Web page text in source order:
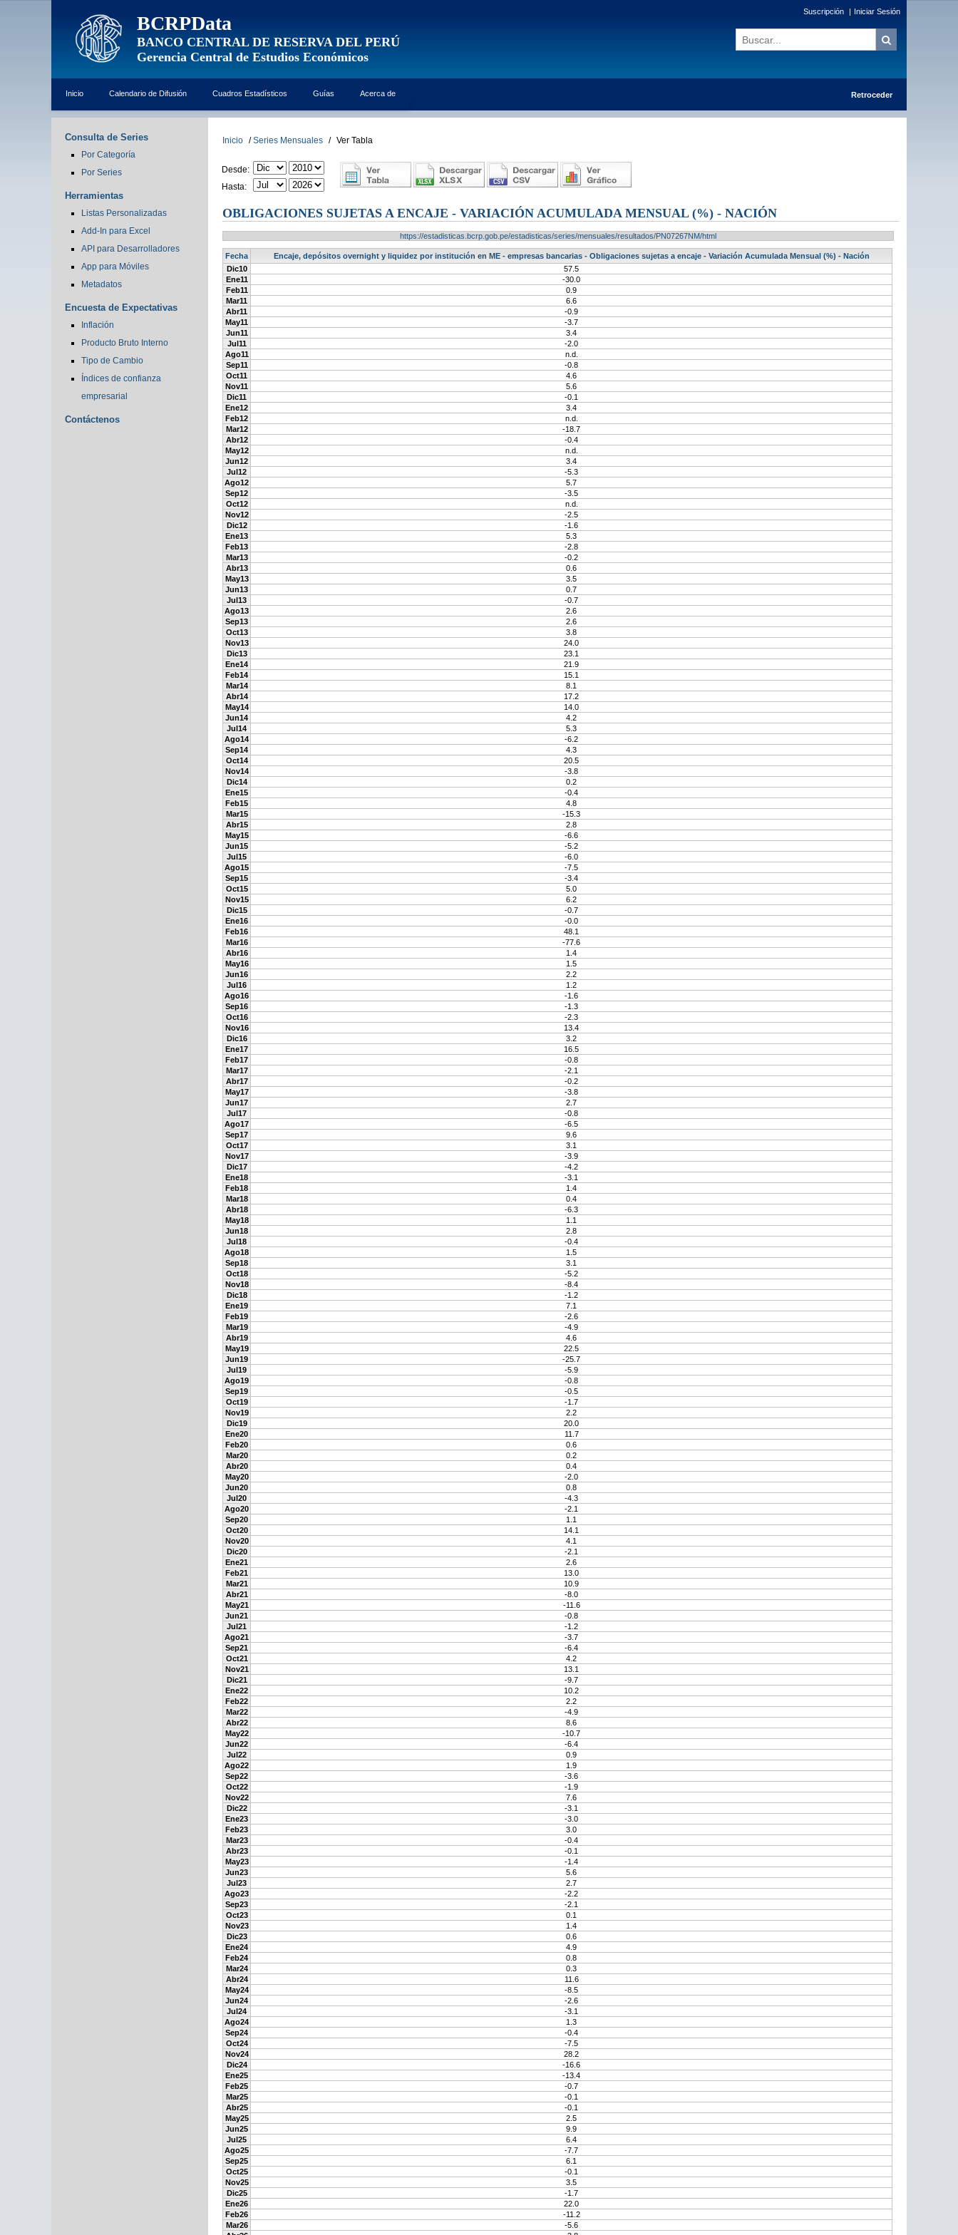
BCRPData
BANCO CENTRAL DE RESERVA DEL PERÚ
Gerencia Central de Estudios Económicos
Suscripción | Iniciar Sesión
Inicio Calendario de Difusión Cuadros Estadísticos Guías Acerca de Retroceder
Consulta de Series
Por Categoría
Por Series
Herramientas
Listas Personalizadas
Add-In para Excel
API para Desarrolladores
App para Móviles
Metadatos
Encuesta de Expectativas
Inflación
Producto Bruto Interno
Tipo de Cambio
Índices de confianza
empresarial
Contáctenos
Inicio / Series Mensuales / Ver Tabla
Desde:
Hasta:
OBLIGACIONES SUJETAS A ENCAJE - VARIACIÓN ACUMULADA MENSUAL (%) - NACIÓN
https://estadisticas.bcrp.gob.pe/estadisticas/series/mensuales/resultados/PN07267NM/html
Fecha
Encaje, depósitos overnight y liquidez por institución en ME - empresas bancarias - Obligaciones sujetas a encaje - Variación Acumulada Mensual (%) - Nación
Dic10
57.5
Ene11
-30.0
Feb11
0.9
Mar11
6.6
Abr11
-0.9
May11
-3.7
Jun11
3.4
Jul11
-2.0
Ago11
n.d.
Sep11
-0.8
Oct11
4.6
Nov11
5.6
Dic11
-0.1
Ene12
3.4
Feb12
n.d.
Mar12
-18.7
Abr12
-0.4
May12
n.d.
Jun12
3.4
Jul12
-5.3
Ago12
5.7
Sep12
-3.5
Oct12
n.d.
Nov12
-2.5
Dic12
-1.6
Ene13
5.3
Feb13
-2.8
Mar13
-0.2
Abr13
0.6
May13
3.5
Jun13
0.7
Jul13
-0.7
Ago13
2.6
Sep13
2.6
Oct13
3.8
Nov13
24.0
Dic13
23.1
Ene14
21.9
Feb14
15.1
Mar14
8.1
Abr14
17.2
May14
14.0
Jun14
4.2
Jul14
5.3
Ago14
-6.2
Sep14
4.3
Oct14
20.5
Nov14
-3.8
Dic14
0.2
Ene15
-0.4
Feb15
4.8
Mar15
-15.3
Abr15
2.8
May15
-6.6
Jun15
-5.2
Jul15
-6.0
Ago15
-7.5
Sep15
-3.4
Oct15
5.0
Nov15
6.2
Dic15
-0.7
Ene16
-0.0
Feb16
48.1
Mar16
-77.6
Abr16
1.4
May16
1.5
Jun16
2.2
Jul16
1.2
Ago16
-1.6
Sep16
-1.3
Oct16
-2.3
Nov16
13.4
Dic16
3.2
Ene17
16.5
Feb17
-0.8
Mar17
-2.1
Abr17
-0.2
May17
-3.8
Jun17
2.7
Jul17
-0.8
Ago17
-6.5
Sep17
9.6
Oct17
3.1
Nov17
-3.9
Dic17
-4.2
Ene18
-3.1
Feb18
1.4
Mar18
0.4
Abr18
-6.3
May18
1.1
Jun18
2.8
Jul18
-0.4
Ago18
1.5
Sep18
3.1
Oct18
-5.2
Nov18
-8.4
Dic18
-1.2
Ene19
7.1
Feb19
-2.6
Mar19
-4.9
Abr19
4.6
May19
22.5
Jun19
-25.7
Jul19
-5.9
Ago19
-0.8
Sep19
-0.5
Oct19
-1.7
Nov19
2.2
Dic19
20.0
Ene20
11.7
Feb20
0.6
Mar20
0.2
Abr20
0.4
May20
-2.0
Jun20
0.8
Jul20
-4.3
Ago20
-2.1
Sep20
1.1
Oct20
14.1
Nov20
4.1
Dic20
-2.1
Ene21
2.6
Feb21
13.0
Mar21
10.9
Abr21
-8.0
May21
-11.6
Jun21
-0.8
Jul21
-1.2
Ago21
-3.7
Sep21
-6.4
Oct21
4.2
Nov21
13.1
Dic21
-9.7
Ene22
10.2
Feb22
2.2
Mar22
-4.9
Abr22
8.6
May22
-10.7
Jun22
-6.4
Jul22
0.9
Ago22
1.9
Sep22
-3.6
Oct22
-1.9
Nov22
7.6
Dic22
-3.1
Ene23
-3.0
Feb23
3.0
Mar23
-0.4
Abr23
-0.1
May23
-1.4
Jun23
5.6
Jul23
2.7
Ago23
-2.2
Sep23
-2.1
Oct23
0.1
Nov23
1.4
Dic23
0.6
Ene24
4.9
Feb24
0.8
Mar24
0.3
Abr24
11.6
May24
-8.5
Jun24
-2.6
Jul24
-3.1
Ago24
1.3
Sep24
-0.4
Oct24
-7.5
Nov24
28.2
Dic24
-16.6
Ene25
-13.4
Feb25
-0.7
Mar25
-0.1
Abr25
-0.1
May25
2.5
Jun25
9.9
Jul25
6.4
Ago25
-7.7
Sep25
6.1
Oct25
-0.1
Nov25
3.5
Dic25
-1.7
Ene26
22.0
Feb26
-11.2
Mar26
-5.6